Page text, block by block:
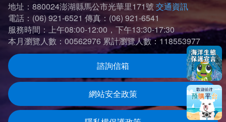
地址：880024澎湖縣馬公市光華里171號 交通資訊
電話：(06) 921-6521 傳真：(06) 921-6541
服務時間：上午08:00-12:00，下午13:30-17:30
本月瀏覽人數：00562976 累計瀏覽人數：118553977
諮詢信箱
網站安全政策